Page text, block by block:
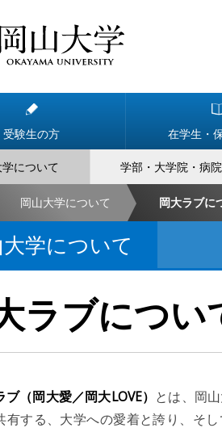
受験生の方 在学生・
について 学部・大学院・病
岡山大学について 岡大ラブに
学について
ラブについ
ブ（岡大愛／岡大LOVE） とは、岡
有する、大学への愛着と誇り、そ